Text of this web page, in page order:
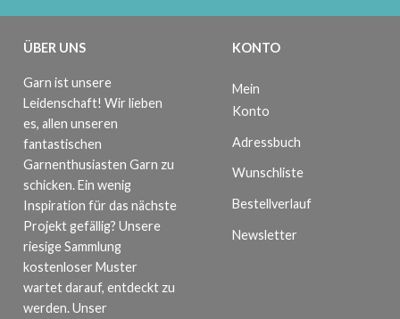
ÜBER UNS
Garn ist unsere
Leidenschaft! Wir lieben
es, allen unseren
fantastischen
Garnenthusiasten Garn zu
schicken. Ein wenig
Inspiration für das nächste
Projekt gefällig? Unsere
riesige Sammlung
kostenloser Muster
wartet darauf, entdeckt zu
werden. Unser
KONTO
Mein
Konto
Adressbuch
Wunschliste
Bestellverlauf
Newsletter